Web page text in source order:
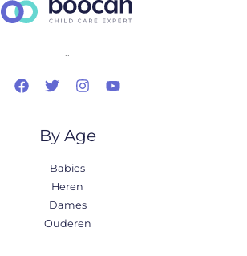
..
By Age
Babies
Heren
Dames
Ouderen